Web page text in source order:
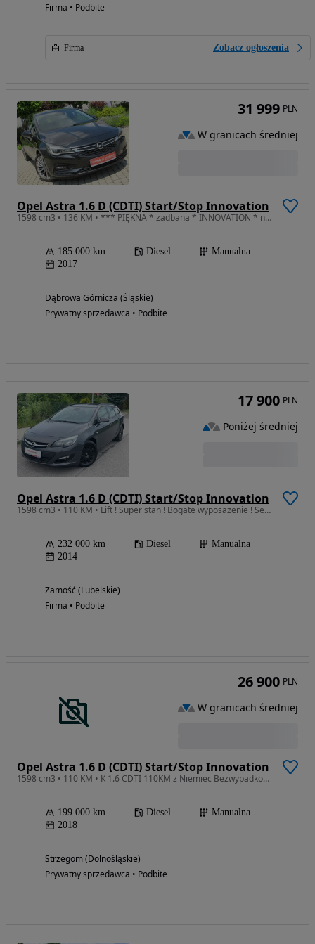
Firma • Podbite
Firma Zobacz ogłoszenia
Opel Astra 1.6 D (CDTI) Start/Stop Innovation
1598 cm3 • 136 KM • *** PIĘKNA * zadbana * INNOVATION * navi * ALU 18 * zobacz ***
185 000 km Diesel
Manualna
2017
Dąbrowa Górnicza (Śląskie)
Prywatny sprzedawca • Podbite
31 999 PLN
W granicach średniej
Opel Astra 1.6 D (CDTI) Start/Stop Innovation
1598 cm3 • 110 KM • Lift ! Super stan ! Bogate wyposażenie ! Serwis !
232 000 km Diesel
Manualna
2014
Zamość (Lubelskie)
Firma • Podbite
17 900 PLN
Poniżej średniej
Opel Astra 1.6 D (CDTI) Start/Stop Innovation
1598 cm3 • 110 KM • K 1.6 CDTI 110KM z Niemiec Bezwypadkowy, Serwisowany, Zarejestrowany
199 000 km Diesel
Manualna
2018
Strzegom (Dolnośląskie)
Prywatny sprzedawca • Podbite
26 900 PLN
W granicach średniej